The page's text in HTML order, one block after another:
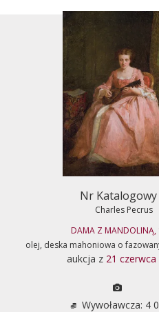
Nr Katalogowy
Charles Pecrus
DAMA Z MANDOLINĄ,
olej, deska mahoniowa o
aukcja z 21 czerwca
Wywoławcza: 4